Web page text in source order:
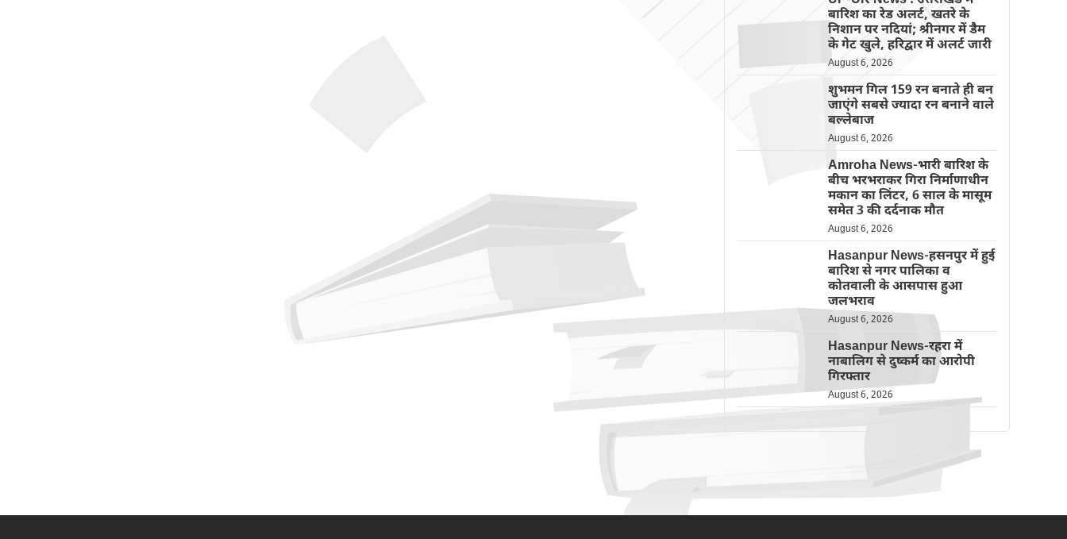
बारिश का रेड अलर्ट, खतरे के
निशान पर नदियां; श्रीनगर में डैम
के गेट खुले, हरिद्वार में अलर्ट जारी
August 6, 2026
शुभमन गिल 159 रन बनाते ही बन
जाएंगे सबसे ज्यादा रन बनाने वाले
बल्लेबाज
August 6, 2026
Amroha News-भारी बारिश के
बीच भरभराकर गिरा निर्माणाधीन
मकान का लिंटर, 6 साल के मासूम
समेत 3 की दर्दनाक मौत
August 6, 2026
Hasanpur News-हसनपुर में हुई
बारिश से नगर पालिका व
कोतवाली के आसपास हुआ
जलभराव
August 6, 2026
Hasanpur News-रहरा में
नाबालिग से दुष्कर्म का आरोपी
गिरफ्तार
August 6, 2026